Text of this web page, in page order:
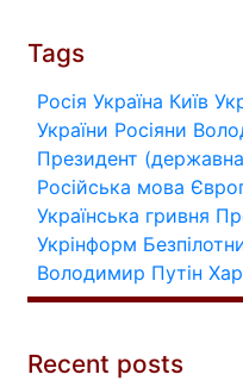
Tags
Росія Україна Київ
України Росіяни
Президент
Російська мова
Українська гривня
Укрінформ
Володимир Путін
Recent posts